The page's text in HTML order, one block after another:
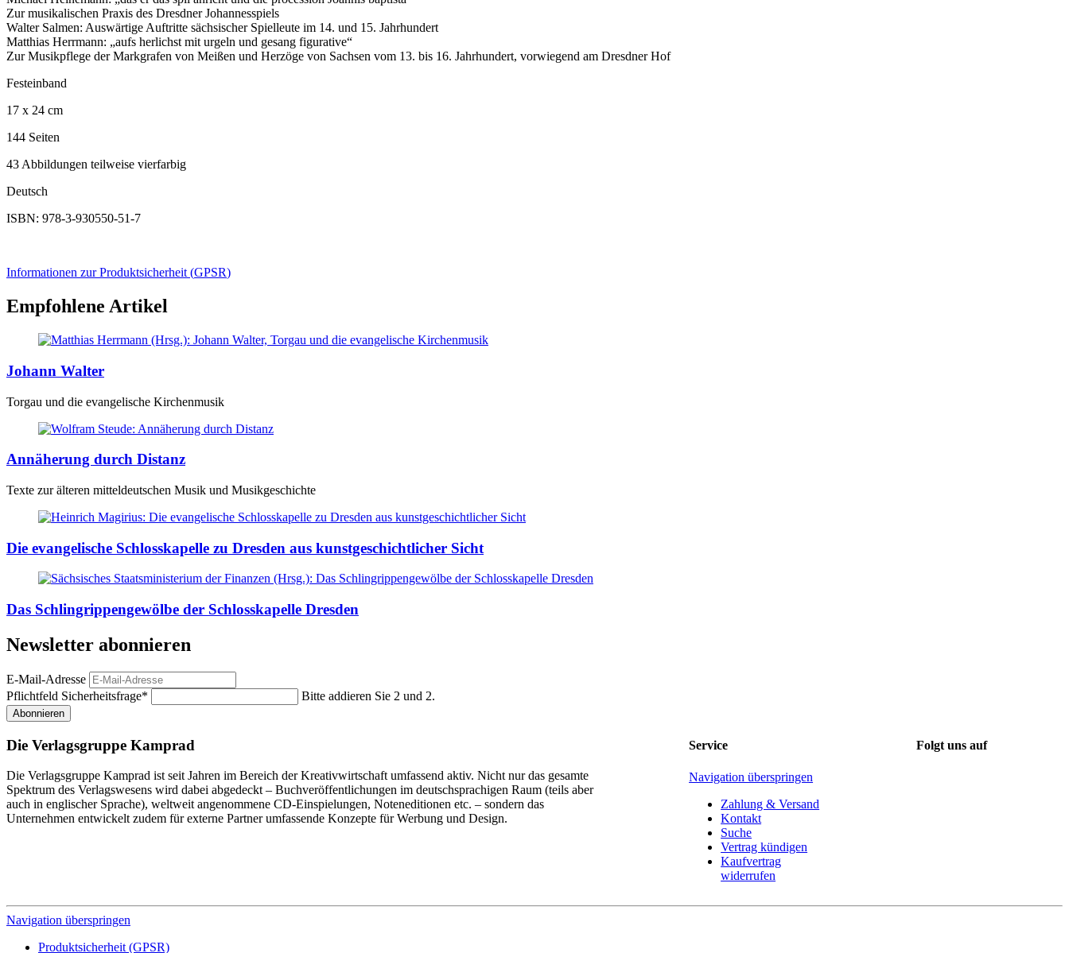
Zur musikalischen Praxis des Dresdner Johannesspiels
Walter Salmen: Auswärtige Auftritte sächsischer Spielleute im 14. und 15. Jahrhundert
Matthias Herrmann: „aufs herlichst mit urgeln und gesang figurative“
Zur Musikpflege der Markgrafen von Meißen und Herzöge von Sachsen vom 13. bis 16. Jahrhundert, vorwiegend am Dresdner Hof
Festeinband
17 x 24 cm
144 Seiten
43 Abbildungen teilweise vierfarbig
Deutsch
ISBN: 978-3-930550-51-7
Informationen zur Produktsicherheit (GPSR)
Empfohlene Artikel
Johann Walter
Torgau und die evangelische Kirchenmusik
Annäherung durch Distanz
Texte zur älteren mitteldeutschen Musik und Musikgeschichte
Die evangelische Schlosskapelle zu Dresden aus kunstgeschichtlicher Sicht
Das Schlingrippengewölbe der Schlosskapelle Dresden
Newsletter abonnieren
E-Mail-Adresse
Pflichtfeld Sicherheitsfrage* Bitte addieren Sie 2 und 2.
Abonnieren
Die Verlagsgruppe Kamprad
Die Verlagsgruppe Kamprad ist seit Jahren im Bereich der Kreativwirtschaft umfassend aktiv. Nicht nur das gesamte
Spektrum des Verlagswesens wird dabei abgedeckt – Buchveröffentlichungen im deutschsprachigen Raum (teils aber
auch in englischer Sprache), weltweit angenommene CD-Einspielungen, Noteneditionen etc. – sondern das
Unternehmen entwickelt zudem für externe Partner umfassende Konzepte für Werbung und Design.
Service
Navigation überspringen
Zahlung & Versand
Kontakt
Suche
Vertrag kündigen
Kaufvertrag
widerrufen
Folgt uns auf
Navigation überspringen
Produktsicherheit (GPSR)